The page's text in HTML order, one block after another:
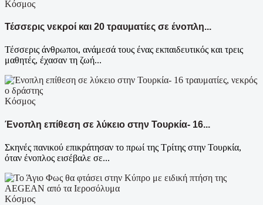
Κόσμος
Τέσσερις νεκροί και 20 τραυματίες σε ένοπλη...
Τέσσερις άνθρωποι, ανάμεσά τους ένας εκπαιδευτικός και τρεις
μαθητές, έχασαν τη ζωή...
Κόσμος
Ένοπλη επίθεση σε λύκειο στην Τουρκία- 16...
Σκηνές πανικού επικράτησαν το πρωί της Τρίτης στην Τουρκία,
όταν ένοπλος εισέβαλε σε...
Κόσμος